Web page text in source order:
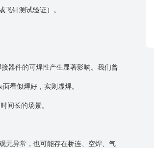
飞针测试验证）。
器件的可焊性产生显著影响。我们曾
看似焊好，实则虚焊。
间长的场景。
无异常，也可能存在桥连、空焊、气